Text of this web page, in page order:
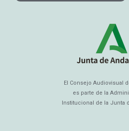
El Consejo Audiovisual
es parte de la
Institucional de la Junta